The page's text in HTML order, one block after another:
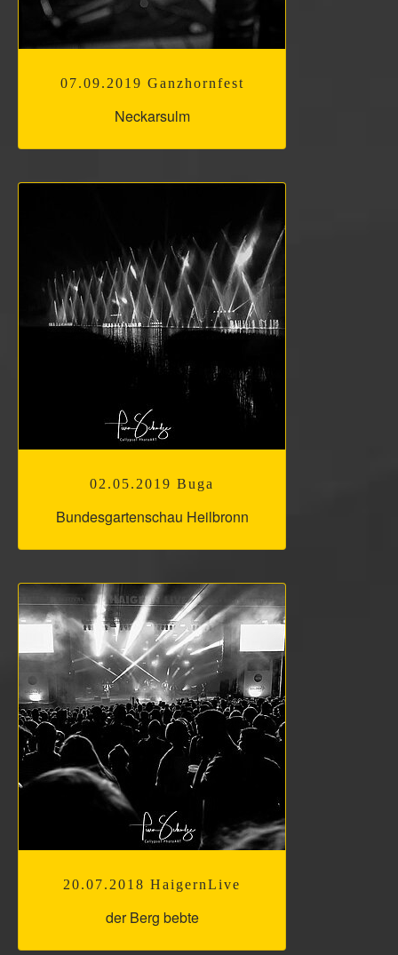
07.09.2019 Ganzhornfest
Neckarsulm
02.05.2019 Buga
Bundesgartenschau Heilbronn
20.07.2018 HaigernLive
der Berg bebte